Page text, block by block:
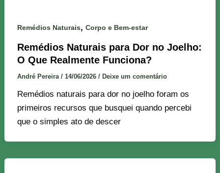
Remédios Naturais, Corpo e Bem-estar
Remédios Naturais para Dor no Joelho:
O Que Realmente Funciona?
André Pereira / 14/06/2026 / Deixe um comentário
Remédios naturais para dor no joelho foram os
primeiros recursos que busquei quando percebi
que o simples ato de descer